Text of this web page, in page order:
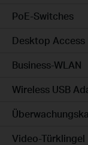
PoE-Switches
Desktop Access
Business-WLAN
Wireless USB
Video-Türklingel